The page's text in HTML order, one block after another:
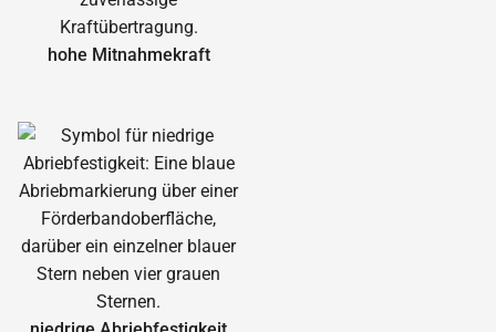
hohe Mitnahmekraft